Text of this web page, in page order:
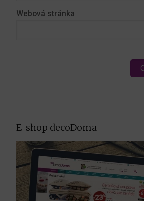
Webová stránka
E-shop decoDoma